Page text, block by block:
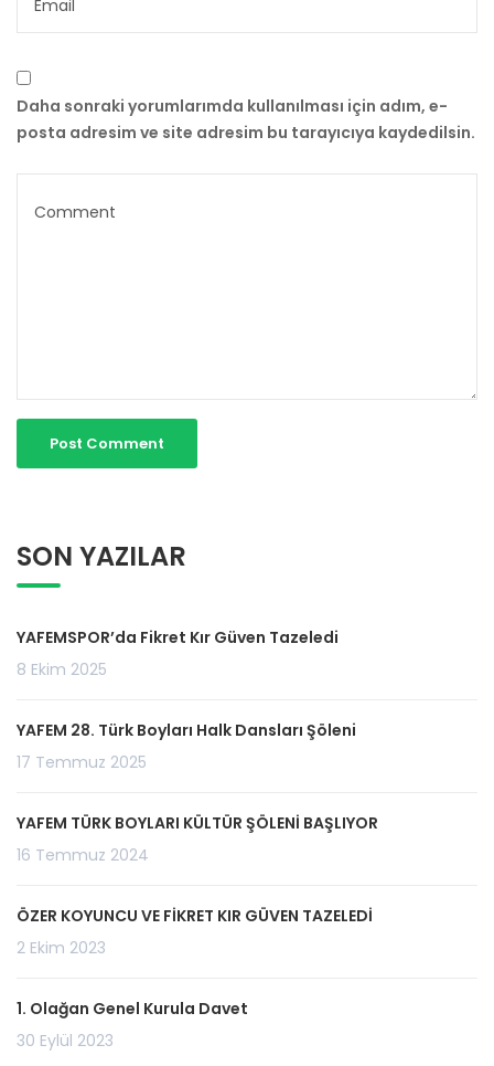
Daha sonraki yorumlarımda kullanılması için adım, e-
posta adresim ve site adresim bu tarayıcıya kaydedilsin.
SON YAZILAR
YAFEMSPOR’da Fikret Kır Güven Tazeledi
8 Ekim 2025
YAFEM 28. Türk Boyları Halk Dansları Şöleni
17 Temmuz 2025
YAFEM TÜRK BOYLARI KÜLTÜR ŞÖLENİ BAŞLIYOR
16 Temmuz 2024
ÖZER KOYUNCU VE FİKRET KIR GÜVEN TAZELEDİ
2 Ekim 2023
1. Olağan Genel Kurula Davet
30 Eylül 2023